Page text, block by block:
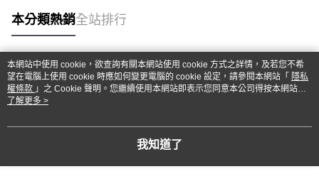
本分類熱銷全站排行
熱門標籤
本網站中使用 cookie，欲查詢有關本網站使用 cookie 方式之詳情，及若您不希
望在電腦上使用 cookie 時應如何變更電腦的 cookie 設定，請參閱本網站「 隱私
權條款 」之 Cookie 聲明。您繼續使用本網站即表示您同意本公司得按本網站使
用條款之 Cookie 聲明使用 cookie。
了解更多 >
我知道了